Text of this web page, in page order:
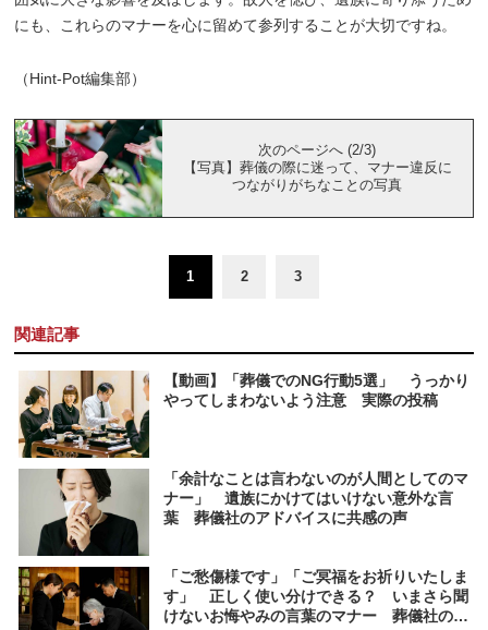
にも、これらのマナーを心に留めて参列することが大切ですね。
（Hint-Pot編集部）
次のページへ (2/3)
【写真】葬儀の際に迷って、マナー違反に
つながりがちなことの写真
1 2 3
関連記事
【動画】「葬儀でのNG行動5選」 うっかり
やってしまわないよう注意 実際の投稿
「余計なことは言わないのが人間としてのマ
ナー」 遺族にかけてはいけない意外な言
葉 葬儀社のアドバイスに共感の声
「ご愁傷様です」「ご冥福をお祈りいたしま
す」 正しく使い分けできる？ いまさら聞
けないお悔やみの言葉のマナー 葬儀社の解